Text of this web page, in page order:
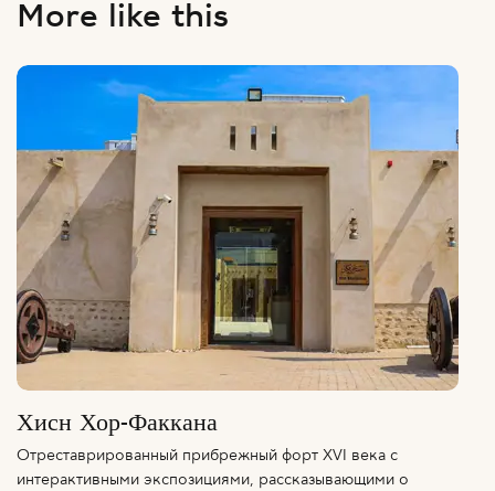
More like this
Хисн Хор-Факкана
Отреставрированный прибрежный форт XVI века с
интерактивными экспозициями, рассказывающими о